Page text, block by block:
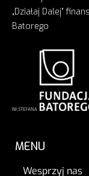
„Działaj Dalej”
Batorego
MENU
Wesprzyj nas